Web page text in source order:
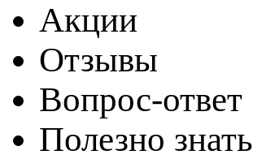
Акции
Отзывы
Вопрос-ответ
Полезно знать